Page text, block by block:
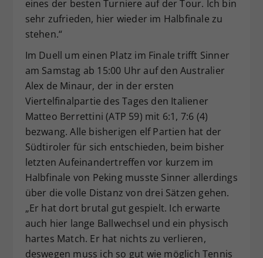
eines der besten Turniere auf der Tour. Ich bin
sehr zufrieden, hier wieder im Halbfinale zu
stehen.“
Im Duell um einen Platz im Finale trifft Sinner
am Samstag ab 15:00 Uhr auf den Australier
Alex de Minaur, der in der ersten
Viertelfinalpartie des Tages den Italiener
Matteo Berrettini (ATP 59) mit 6:1, 7:6 (4)
bezwang. Alle bisherigen elf Partien hat der
Südtiroler für sich entschieden, beim bisher
letzten Aufeinandertreffen vor kurzem im
Halbfinale von Peking musste Sinner allerdings
über die volle Distanz von drei Sätzen gehen.
„Er hat dort brutal gut gespielt. Ich erwarte
auch hier lange Ballwechsel und ein physisch
hartes Match. Er hat nichts zu verlieren,
deswegen muss ich so gut wie möglich Tennis